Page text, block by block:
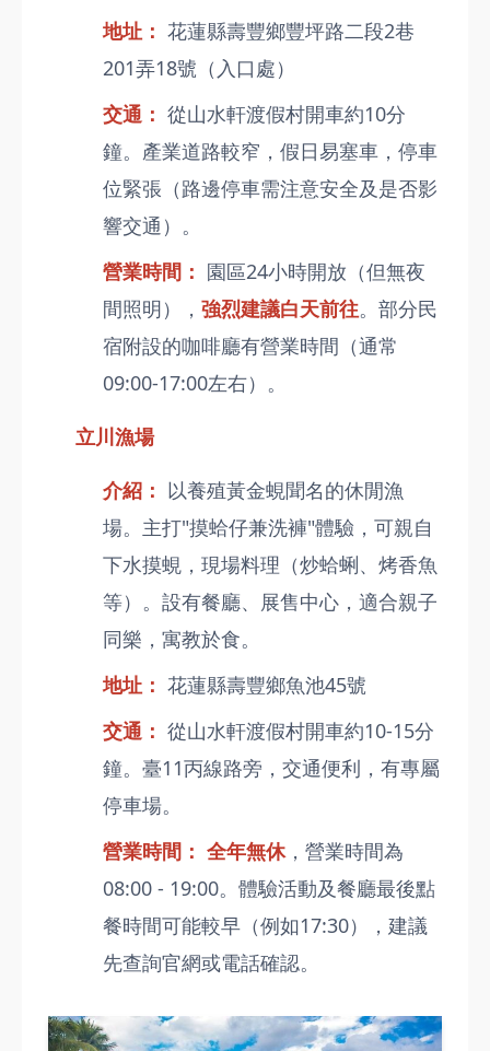
地址： 花蓮縣壽豐鄉豐坪路二段2巷
201弄18號（入口處）
交通： 從山水軒渡假村開車約10分
鐘。產業道路較窄，假日易塞車，停車
位緊張（路邊停車需注意安全及是否影
響交通）。
營業時間： 園區24小時開放（但無夜
間照明）， 強烈建議白天前往。部分民
宿附設的咖啡廳有營業時間（通常
09:00-17:00左右）。
立川漁場
介紹： 以養殖黃金蜆聞名的休閒漁
場。主打"摸蛤仔兼洗褲"體驗，可親自
下水摸蜆，現場料理（炒蛤蜊、烤香魚
等）。設有餐廳、展售中心，適合親子
同樂，寓教於食。
地址： 花蓮縣壽豐鄉魚池45號
交通： 從山水軒渡假村開車約10-15分
鐘。臺11丙線路旁，交通便利，有專屬
停車場。
營業時間： 全年無休，營業時間為
08:00 - 19:00。體驗活動及餐廳最後點
餐時間可能較早（例如17:30），建議
先查詢官網或電話確認。